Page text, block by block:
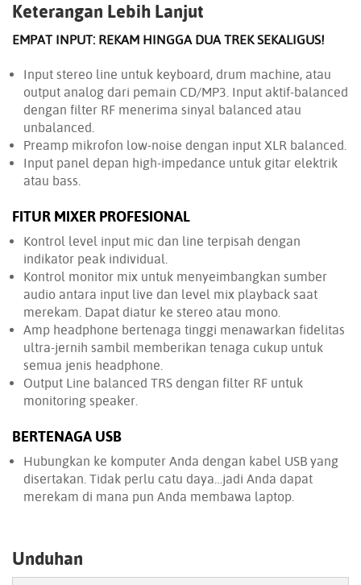
Keterangan Lebih Lanjut
EMPAT INPUT: REKAM HINGGA DUA TREK SEKALIGUS!
Input stereo line untuk keyboard, drum machine, atau
output analog dari pemain CD/MP3. Input aktif-balanced
dengan filter RF menerima sinyal balanced atau
unbalanced.
Preamp mikrofon low-noise dengan input XLR balanced.
Input panel depan high-impedance untuk gitar elektrik
atau bass.
FITUR MIXER PROFESIONAL
Kontrol level input mic dan line terpisah dengan
indikator peak individual.
Kontrol monitor mix untuk menyeimbangkan sumber
audio antara input live dan level mix playback saat
merekam. Dapat diatur ke stereo atau mono.
Amp headphone bertenaga tinggi menawarkan fidelitas
ultra-jernih sambil memberikan tenaga cukup untuk
semua jenis headphone.
Output Line balanced TRS dengan filter RF untuk
monitoring speaker.
BERTENAGA USB
Hubungkan ke komputer Anda dengan kabel USB yang
disertakan. Tidak perlu catu daya…jadi Anda dapat
merekam di mana pun Anda membawa laptop.
Unduhan